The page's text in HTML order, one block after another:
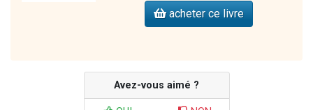
acheter ce livre
Avez-vous aimé ?